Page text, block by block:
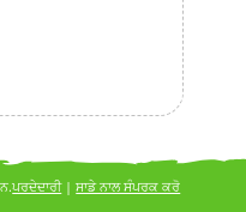
ਪਰਦੇਦਾਰੀ|ਸਾਡੇ ਨਾਲ ਸੰਪਰਕ ਕਰੋ